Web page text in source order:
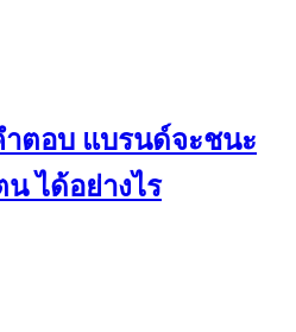
ำตอบ แบรนด์จะชนะ
ได้อย่างไร